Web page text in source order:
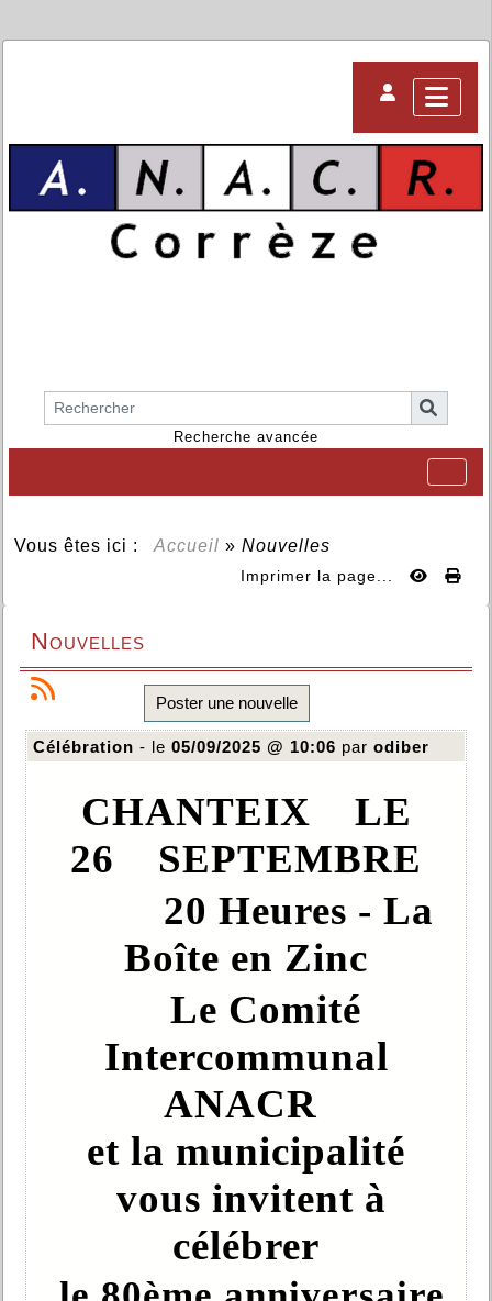
Recherche avancée
Vous êtes ici : Accueil » Nouvelles
Imprimer la page...
Nouvelles
Poster une nouvelle
Célébration - le 05/09/2025 @ 10:06 par odiber
CHANTEIX LE
26 SEPTEMBRE
20 Heures - La
Boîte en Zinc
Le Comité
Intercommunal
ANACR
et la municipalité
vous invitent à
célébrer